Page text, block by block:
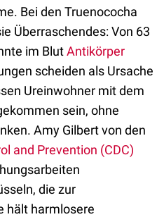
Bei den Truenococha
Überraschendes: Von 63
im BlutAntikörper
scheiden als Ursache
Ureinwohner mit dem
sein, ohne
Amy Gilbert von den
and Prevention (CDC)
die zur
hält harmlosere